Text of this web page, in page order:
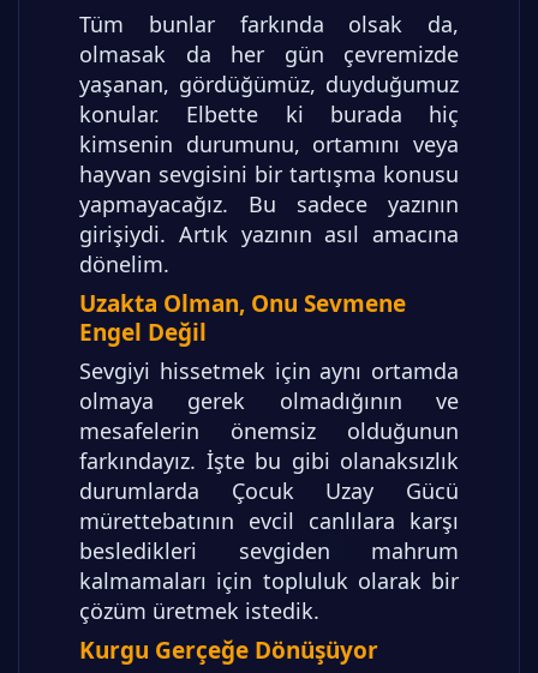
Tüm bunlar farkında olsak da,
olmasak da her gün çevremizde
yaşanan, gördüğümüz, duyduğumuz
konular. Elbette ki burada hiç
kimsenin durumunu, ortamını veya
hayvan sevgisini bir tartışma konusu
yapmayacağız. Bu sadece yazının
girişiydi. Artık yazının asıl amacına
dönelim.
Uzakta Olman, Onu Sevmene
Engel Değil
Sevgiyi hissetmek için aynı ortamda
olmaya gerek olmadığının ve
mesafelerin önemsiz olduğunun
farkındayız. İşte bu gibi olanaksızlık
durumlarda Çocuk Uzay Gücü
mürettebatının evcil canlılara karşı
besledikleri sevgiden mahrum
kalmamaları için topluluk olarak bir
çözüm üretmek istedik.
Kurgu Gerçeğe Dönüşüyor